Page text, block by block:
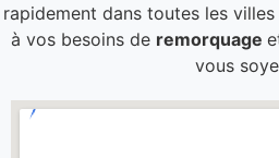
rapidement dans toutes les
à vos besoins de remorquage
vous